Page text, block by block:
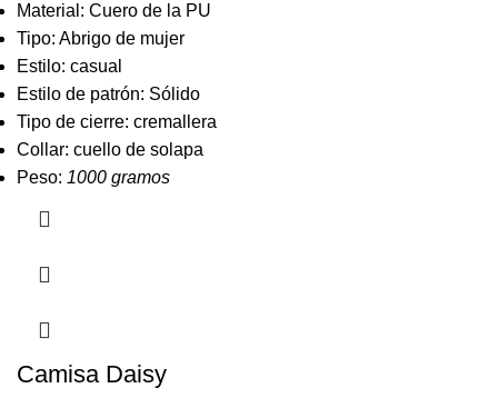
Material: Cuero de la PU
Tipo: Abrigo de mujer
Estilo: casual
Estilo de patrón: Sólido
Tipo de cierre: cremallera
Collar: cuello de solapa
Peso: 1000 gramos
Camisa Daisy